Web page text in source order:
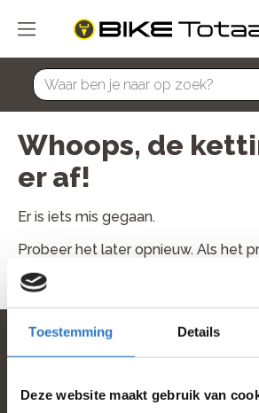
Toestemming Details
Deze website maakt gebruik van
home
Whoops, de
er af!
Er is iets mis gegaan.
Probeer het later opnieuw. Als het
neem dan contact met ons op.
home